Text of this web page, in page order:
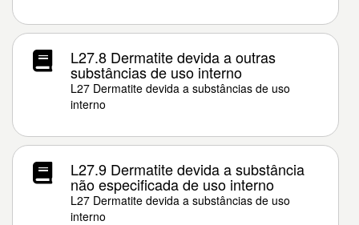
L27.8 Dermatite devida a outras
substâncias de uso interno
L27 Dermatite devida a substâncias de uso
interno
L27.9 Dermatite devida a substância
não especificada de uso interno
L27 Dermatite devida a substâncias de uso
interno